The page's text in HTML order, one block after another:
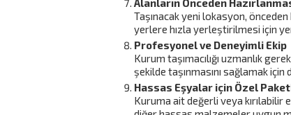
Alanların Önceden
Taşınacak yeni lokasyon,
yerlere hızla yerleştirilmesi için
Profesyonel ve Deneyimli Ekip
Kurum taşımacılığı uzmanlık
şekilde taşınmasını sağlamak
Hassas Eşyalar için Özel
Kuruma ait değerli veya